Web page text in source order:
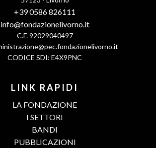
+39 0586 826111
info@fondazionelivorno.it
C.F. 92029040497
CODICE SDI: E4X9PNC
LINK RAPIDI
LA FONDAZIONE
I SETTORI
BANDI
PUBBLICAZIONI